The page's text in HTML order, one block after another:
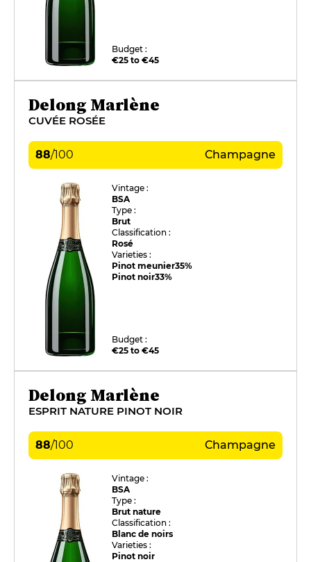
Budget :
€25 to €45
Delong Marlène
CUVÉE ROSÉE
88/100 Champagne
Vintage :
BSA
Type :
Brut
Classification :
Rosé
Varieties :
Pinot meunier35%
Pinot noir33%
Budget :
€25 to €45
Delong Marlène
ESPRIT NATURE PINOT NOIR
88/100 Champagne
Vintage :
BSA
Type :
Brut nature
Classification :
Blanc de noirs
Varieties :
Pinot noir